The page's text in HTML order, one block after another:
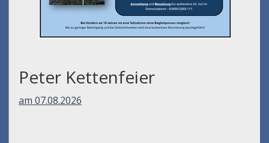
Peter Kettenfeier
am 07.08.2026